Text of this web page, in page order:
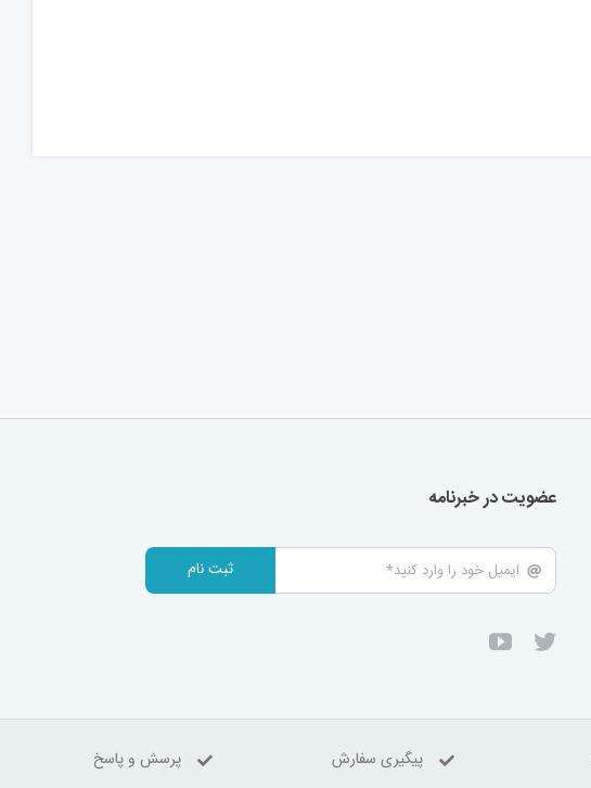
عضویت در خبرنامه
ثبت نام
پیگیری سفارش پرسش و پاسخ